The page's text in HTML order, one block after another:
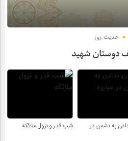
حدیث روز
دوستان شهید
به دشمن در
شب قدر و نزول ملائکه